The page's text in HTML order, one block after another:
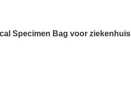
Specimen Bag voor ziekenhuis